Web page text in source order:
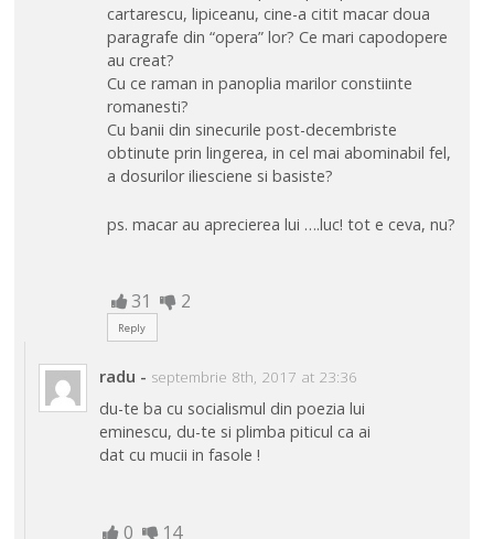
cartarescu, lipiceanu, cine-a citit macar doua
paragrafe din “opera” lor? Ce mari capodopere
au creat?
Cu ce raman in panoplia marilor constiinte
romanesti?
Cu banii din sinecurile post-decembriste
obtinute prin lingerea, in cel mai abominabil fel,
a dosurilor iliesciene si basiste?
ps. macar au aprecierea lui ….luc! tot e ceva, nu?
31 2
Reply
radu - septembrie 8th, 2017 at 23:36
du-te ba cu socialismul din poezia lui
eminescu, du-te si plimba piticul ca ai
dat cu mucii in fasole !
0 14